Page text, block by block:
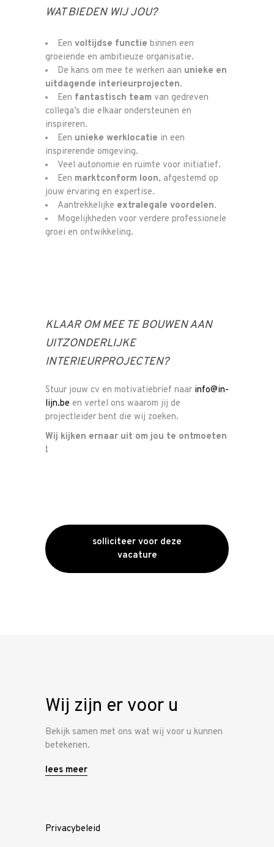
Contacteer
ons
WAT BIEDEN WIJ JOU?
Een voltijdse functie binnen een
groeiende en ambitieuze organisatie.
De kans om mee te werken aan unieke en
uitdagende interieurprojecten.
Een fantastisch team van gedreven
collega’s die elkaar ondersteunen en
inspireren.
Een unieke werklocatie in een
inspirerende omgeving.
Veel autonomie en ruimte voor initiatief.
Een marktconform loon, afgestemd op
jouw ervaring en expertise.
Aantrekkelijke extralegale voordelen.
Mogelijkheden voor verdere professionele
groei en ontwikkeling.
KLAAR OM MEE TE BOUWEN AAN
UITZONDERLIJKE
INTERIEURPROJECTEN?
Stuur jouw cv en motivatiebrief naar info@in-
lijn.be en vertel ons waarom jij de
projectleider bent die wij zoeken.
Wij kijken ernaar uit om jou te ontmoeten
!
solliciteer voor deze
vacature
Wij zijn er voor u
Bekijk samen met ons wat wij voor u kunnen
betekenen.
lees meer
Privacybeleid